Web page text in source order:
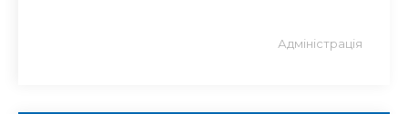
Адміністрація